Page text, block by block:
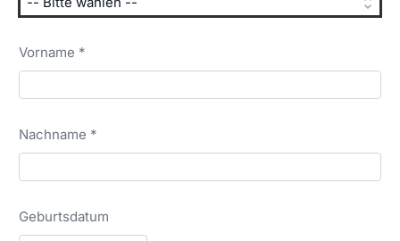
Vorname *
Nachname *
Geburtsdatum